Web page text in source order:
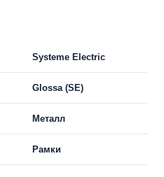
Systeme Electric
Glossa (SE)
Металл
Рамки